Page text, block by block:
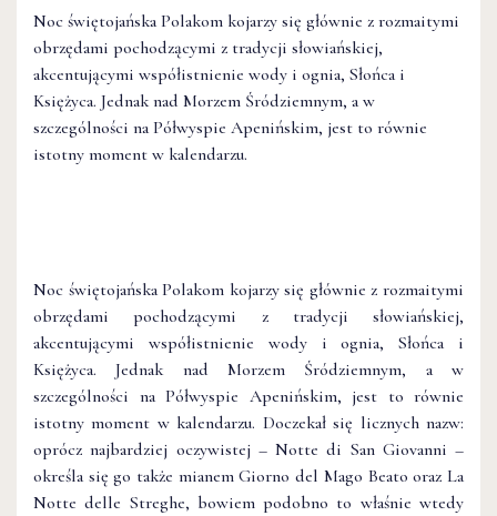
Noc świętojańska Polakom kojarzy się głównie z rozmaitymi
obrzędami pochodzącymi z tradycji słowiańskiej,
akcentującymi współistnienie wody i ognia, Słońca i
Księżyca. Jednak nad Morzem Śródziemnym, a w
szczególności na Półwyspie Apenińskim, jest to równie
istotny moment w kalendarzu.
Noc świętojańska Polakom kojarzy się głównie z rozmaitymi
obrzędami pochodzącymi z tradycji słowiańskiej,
akcentującymi współistnienie wody i ognia, Słońca i
Księżyca. Jednak nad Morzem Śródziemnym, a w
szczególności na Półwyspie Apenińskim, jest to równie
istotny moment w kalendarzu. Doczekał się licznych nazw:
oprócz najbardziej oczywistej – Notte di San Giovanni –
określa się go także mianem Giorno del Mago Beato oraz La
Notte delle Streghe, bowiem podobno to właśnie wtedy